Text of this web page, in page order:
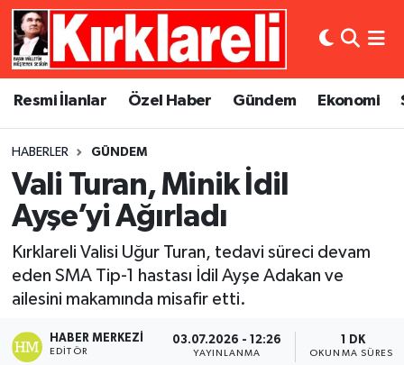
Resmi İlanlar Özel Haber Gündem Ekonomi
HABERLER GÜNDEM
Vali Turan, Minik İdil
Ayşe’yi Ağırladı
Kırklareli Valisi Uğur Turan, tedavi süreci devam
eden SMA Tip-1 hastası İdil Ayşe Adakan ve
ailesini makamında misafir etti.
HABER MERKEZI
EDITÖR
03.07.2026 - 12:26
YAYINLANMA
1 DK
OKUNMA SÜRESI
Resmi İlanlar
Gündem
Ekonomi
Siyaset
Spor
Asayiş
Dünya
Eğitim
Kültür Sanat
Magazin
Medya
Künye
Gizlilik Sözleşmesi
Merkez Nöbetçi Eczaneler
Merkez Trafik Yoğunluk Haritası
Süper Lig Puan Durumu ve Fikstür
Tüm Manşetler
Son Dakika Haberleri
Haber Arşivi